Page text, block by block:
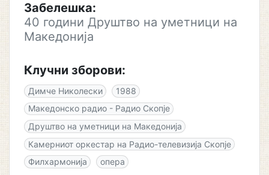
Забелешка:
40 години Друштво на уметници на
Македонија
Клучни зборови:
Димче Николески
1988
Македонско радио - Радио Скопје
Друштво на уметници на Македонија
Камерниот оркестар на Радио-телевизија Скопје
Филхармонија
опера